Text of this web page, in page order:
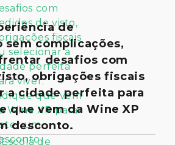
de
sem complicações,
desafios com
obrigações fiscais
a cidade perfeita para
que vem da Wine XP
desconto.